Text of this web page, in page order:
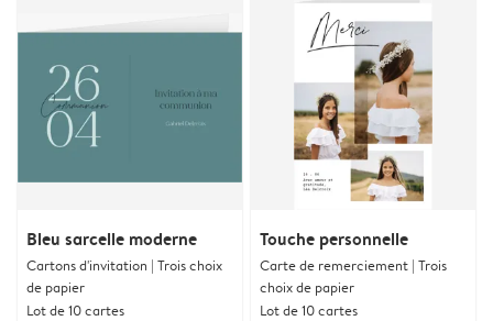
Bleu sarcelle moderne
Cartons d'invitation | Trois choix
de papier
Lot de 10 cartes
Touche personnelle
Carte de remerciement | Trois
choix de papier
Lot de 10 cartes